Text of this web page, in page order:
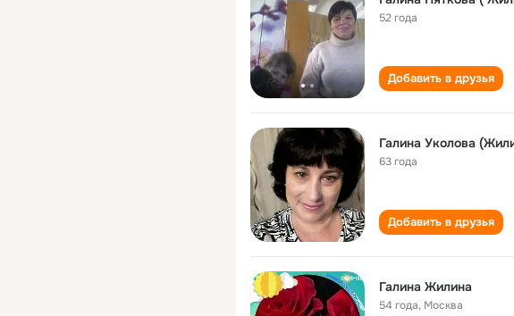
52 года
Добавить в друзья
Галина Уколова
63 года
Добавить в друзья
Галина Жилина
54 года, Москва